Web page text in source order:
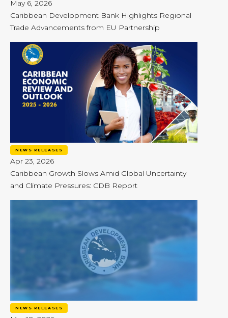
May 6, 2026
Caribbean Development Bank Highlights Regional
Trade Advancements from EU Partnership
NEWS RELEASES
Apr 23, 2026
Caribbean Growth Slows Amid Global Uncertainty
and Climate Pressures: CDB Report
NEWS RELEASES